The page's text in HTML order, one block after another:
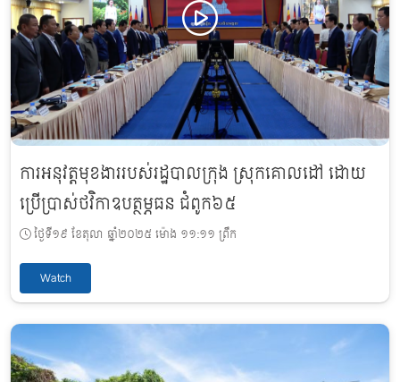
ការអនុវត្តមុខងាររបស់រដ្ឋបាលក្រុង ស្រុកគោលដៅ ដោយ
ប្រើប្រាស់ថវិកាឧបត្ថម្ភធន ជំពូក៦៥
ថ្ងៃទី១៩ ខែតុលា ឆ្នាំ២០២៥ ម៉ោង ១១:១១ ព្រឹក
Watch